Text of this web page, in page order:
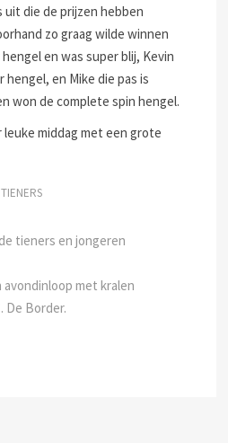
uit die de prijzen hebben
zo graag wilde winnen
en was super blij, Kevin
en Mike die pas is
won de complete spin hengel.
middag met een grote
TIENERS
tieners en jongeren
avondinloop met kralen
De Border.